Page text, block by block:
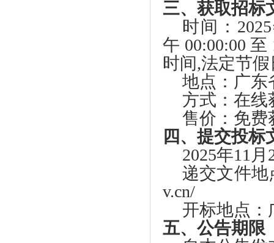
三、获取招标
时间：
午 00:00:00 至
时间,法定节
地点：广东
方式：在线
售价：免费
四、提交投标
2025年11
递交文件地
v.cn/
开标地点：
五、公告期限